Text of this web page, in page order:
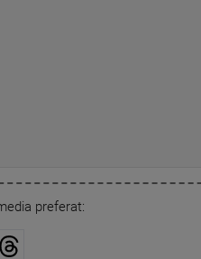
preferat: